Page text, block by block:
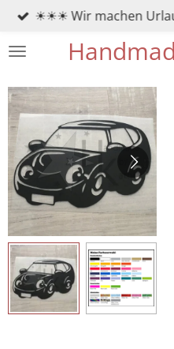
Zum
springen
☀☀☀ Wir machen